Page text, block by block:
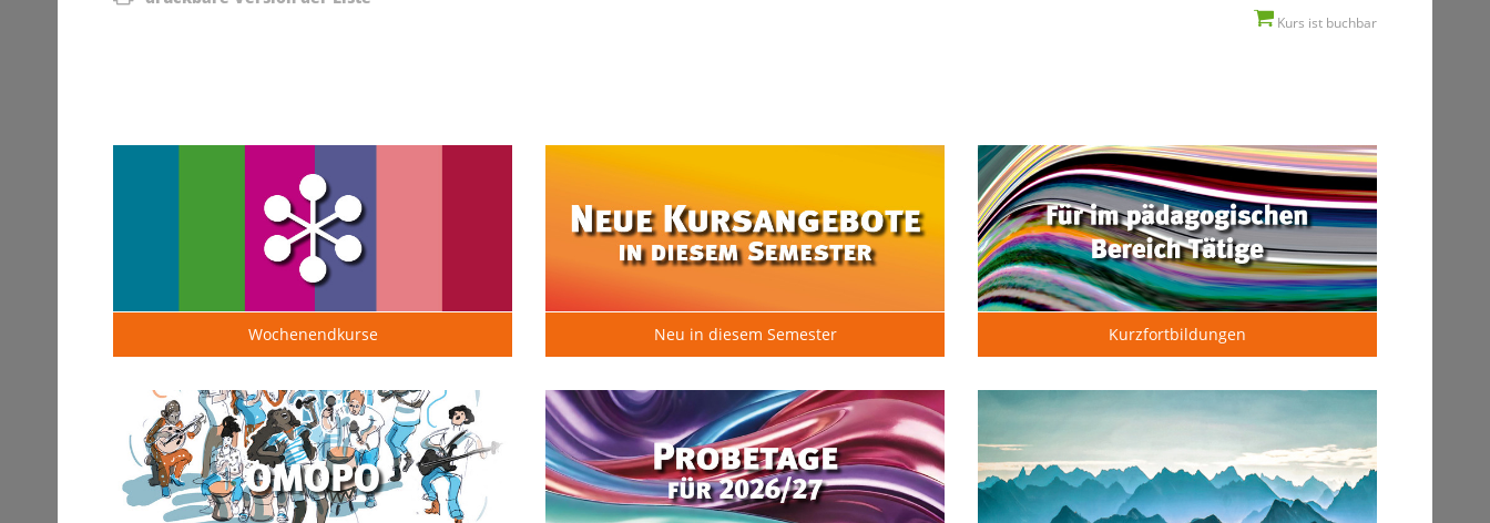
Kurs ist buchbar
Wochenendkurse Neu in diesem Semester Kurzfortbildungen